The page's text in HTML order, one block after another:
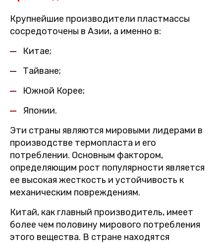
Крупнейшие производители пластмассы
сосредоточены в Азии, а именно в:
Китае;
Тайване;
Южной Корее;
Японии.
Эти страны являются мировыми лидерами в
производстве термопласта и его
потреблении. Основным фактором,
определяющим рост популярности является
ее высокая жесткость и устойчивость к
механическим повреждениям.
Китай, как главный производитель, имеет
более чем половину мирового потребления
этого вещества. В стране находятся